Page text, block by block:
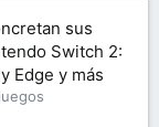
sus
Switch 2:
Edge y más